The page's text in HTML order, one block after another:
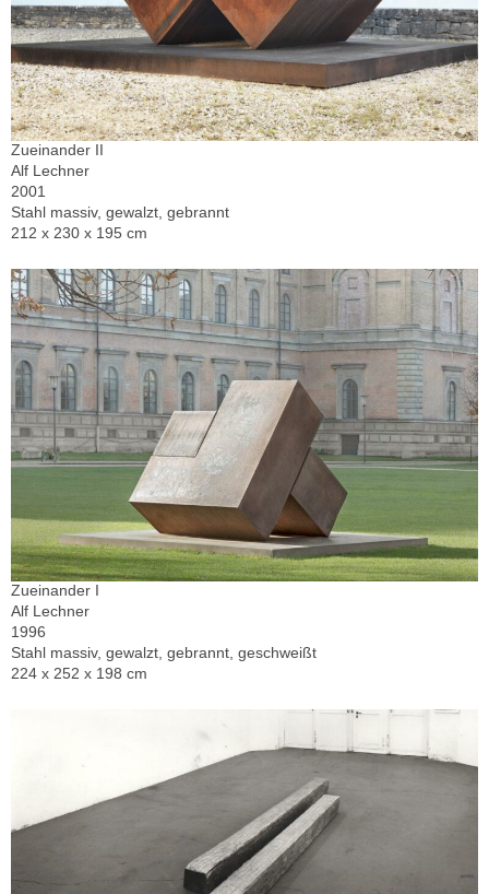
Zueinander II
Alf Lechner
2001
Stahl massiv, gewalzt, gebrannt
212 x 230 x 195 cm
Zueinander I
Alf Lechner
1996
Stahl massiv, gewalzt, gebrannt, geschweißt
224 x 252 x 198 cm